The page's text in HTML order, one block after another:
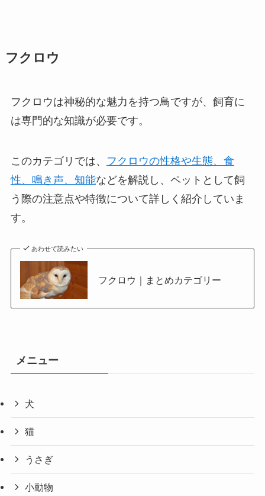
フクロウ
フクロウは神秘的な魅力を持つ鳥ですが、飼育に
は専門的な知識が必要です。
このカテゴリでは、
フクロウの性格や生態、食
性、鳴き声、知能などを解説し、ペットとして飼
う際の注意点や特徴について詳しく紹介していま
す。
あわせて読みたい
フクロウ｜まとめカテゴリー
メニュー
犬
猫
うさぎ
小動物